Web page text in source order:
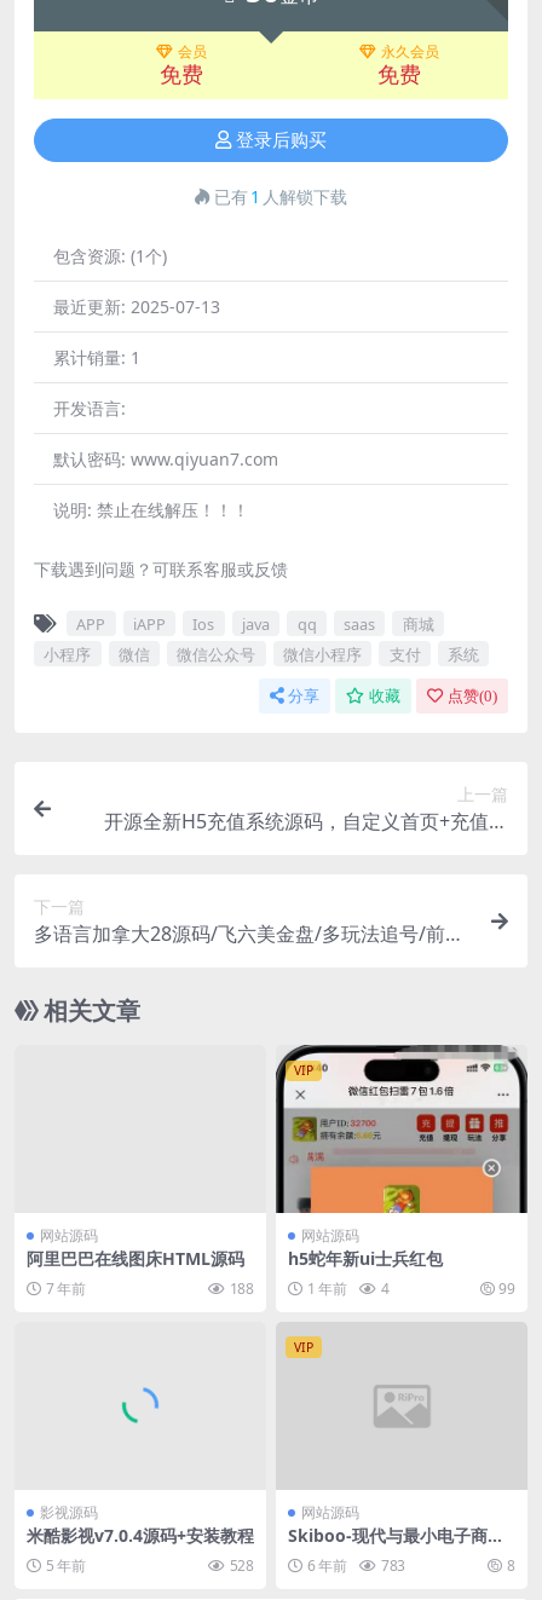
会员
免费
永久会员
免费
登录后购买
已有1 人解锁下载
包含资源: (1个)
最近更新: 2025-07-13
累计销量: 1
开发语言:
默认密码: www.qiyuan7.com
说明: 禁止在线解压！！！
下载遇到问题？可联系客服或反馈
APP iAPP Ios java qq saas
商城
小程序
微信 微信公众号 微信小程序 支付 系统
分享 收藏 点赞(0)
上一篇
开源全新H5充值系统源码，自定义首页+充值页
下一篇
多语言加拿大28源码/飞六美金盘/多玩法追号/前端
相关文章
网站源码
阿里巴巴在线图床HTML源码
7 年前 188
VIP
网站源码
h5蛇年新ui士兵红包
1 年前 4 99
影视源码
米酷影视v7.0.4源码+安装教程
5 年前 528
VIP
网站源码
Skiboo-现代与最小电子商务P
SD模板
6 年前 783 8